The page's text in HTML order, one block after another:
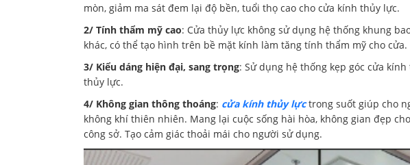
mòn, giảm ma sát đem lại độ bền, tuổi thọ cao cho cửa kính thủy lực.
2/ Tính thẩm mỹ cao: Cửa thủy lực không sử dụng hệ thống khung
khác, có thể tạo hình trên bề mặt kính làm tăng tính thẩm mỹ cho cửa.
3/ Kiểu dáng hiện đại, sang trọng: Sử dụng hệ thống kẹp góc cửa
thủy lực.
4/ Không gian thông thoáng: cửa kính thủy lựctrong suốt giúp cho
không khí thiên nhiên. Mang lại cuộc sống hài hòa, không gian đẹp
công sở. Tạo cảm giác thoải mái cho người sử dụng.